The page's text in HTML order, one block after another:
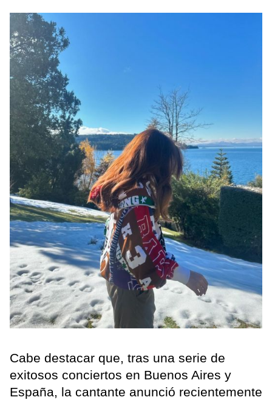
Cabe destacar que, tras una serie de
exitosos conciertos en Buenos Aires y
España, la cantante anunció recientemente